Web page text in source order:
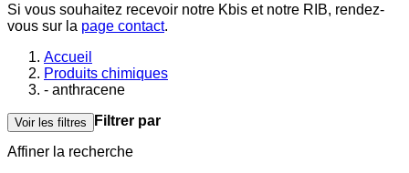
Si vous souhaitez recevoir notre Kbis et notre RIB, rendez-
vous sur la page contact.
Accueil
Produits chimiques
- anthracene
Voir les filtres
Filtrer par
Affiner la recherche